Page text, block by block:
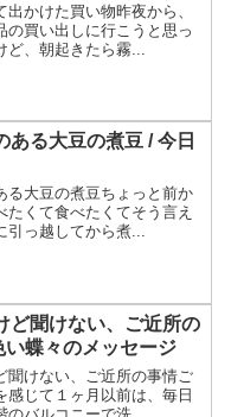
出かけた買い物昨夜から、
の買い出しに行こうと思っ
ど、朝起きたら霧...
ある大豆の煮豆 / 今日
る大豆の煮豆ちょっと前か
たくて食べたくてそう言え
引っ越してから煮...
ど聞けない、ご近所の
い蝶々のメッセージ
聞けない、ご近所の事情ご
感じて１ヶ月以前は、毎日